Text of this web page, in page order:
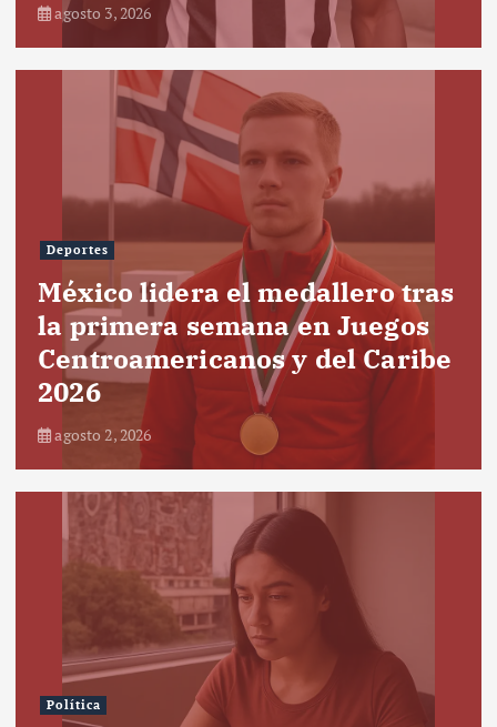
agosto 3, 2026
Deportes
México lidera el medallero tras
la primera semana en Juegos
Centroamericanos y del Caribe
2026
agosto 2, 2026
Política